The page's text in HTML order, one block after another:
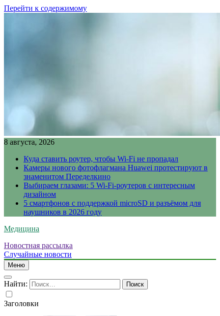
Перейти к содержимому
8 августа, 2026
Куда ставить роутер, чтобы Wi-Fi не пропадал
Камеры нового фотофлагмана Huawei протестируют в
знаменитом Переделкино
Выбираем глазами: 5 Wi-Fi-роутеров с интересным
дизайном
5 смартфонов с поддержкой microSD и разъёмом для
наушников в 2026 году
Медицина
Новостная рассылка
Случайные новости
Меню
Найти:
Заголовки